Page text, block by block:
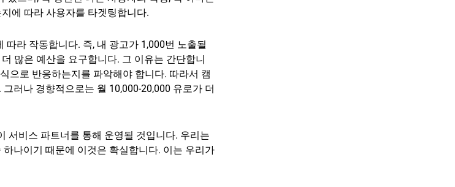
에 따라 사용자를 타겟팅합니다.
따라 작동합니다. 즉, 내 광고가 1,000번 노출될
많은 예산을 요구합니다. 그 이유는 간단합니
으로 반응하는지를 파악해야 합니다. 따라서 캠
러나 경향적으로는 월 10,000-20,000 유로가 더
서비스 파트너를 통해 운영될 것입니다. 우리는
나이기 때문에 이것은 확실합니다. 이는 우리가